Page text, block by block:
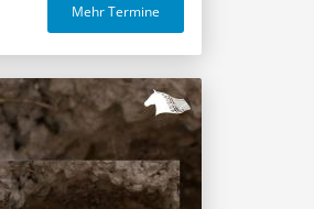
Mehr Termine